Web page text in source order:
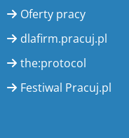
Oferty pracy
dlafirm.pracuj.pl
the:protocol
Festiwal Pracuj.pl